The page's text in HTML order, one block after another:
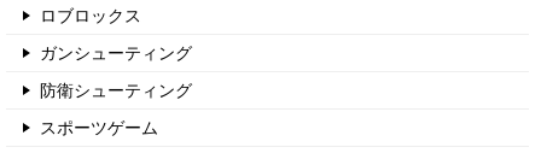
ロブロックス
ガンシューティング
防衛シューティング
スポーツゲーム